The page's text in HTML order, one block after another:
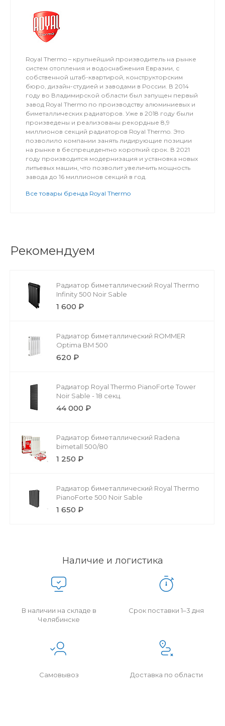
Royal Thermo – крупнейший производитель на рынке
систем отопления и водоснабжения Евразии, с
собственной штаб-квартирой, конструкторским
бюро, дизайн-студией и заводами в России. В 2014
году во Владимирской области был запущен первый
завод Royal Thermo по производству алюминиевых и
биметаллических радиаторов. Уже в 2018 году были
произведены и реализованы рекордные 8,9
миллионов секций радиаторов Royal Thermo. Это
позволило компании занять лидирующие позиции
на рынке в беспрецедентно короткий срок. В 2021
году производится модернизация и установка новых
литьевых машин, что позволит увеличить мощность
завода до 16 миллионов секций в год.
Все товары бренда Royal Thermo
Рекомендуем
Радиатор биметаллический Royal Thermo
Infinity 500 Noir Sable
1 600 ₽
Радиатор биметаллический ROMMER
Optima BM 500
620 ₽
Радиатор Royal Thermo PianoForte Tower
Noir Sable - 18 секц.
44 000 ₽
Радиатор биметаллический Radena
bimetall 500/80
1 250 ₽
Радиатор биметаллический Royal Thermo
PianoForte 500 Noir Sable
1 650 ₽
Наличие и логистика
В наличии на складе в
Челябинске
Срок поставки 1–3 дня
Самовывоз Доставка по области